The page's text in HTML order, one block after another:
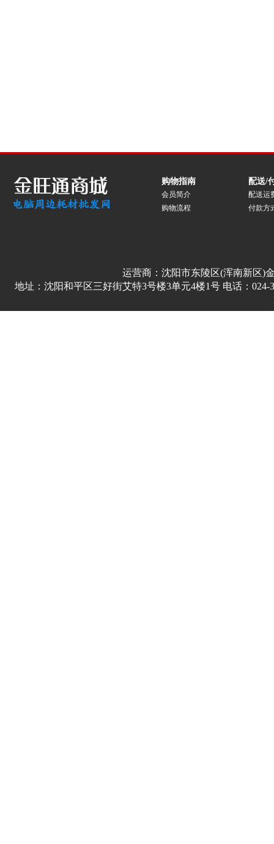
购物指南
会员简介
购物流程
配送/
配送运
付款方
运营商：沈阳市东陵区(浑南新区)
地址：沈阳和平区三好街艾特3号楼3单元4楼1号 电话：024-